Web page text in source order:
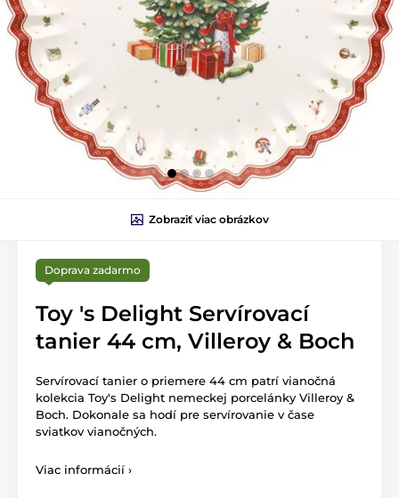
Zobraziť viac obrázkov
Doprava zadarmo
Toy 's Delight Servírovací
tanier 44 cm, Villeroy & Boch
Servírovací tanier o priemere 44 cm patrí vianočná
kolekcia Toy's Delight nemeckej porcelánky Villeroy &
Boch. Dokonale sa hodí pre servírovanie v čase
sviatkov vianočných.
Viac informácií ›